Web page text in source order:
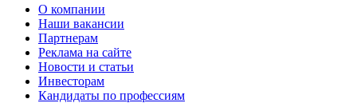
О компании
Наши вакансии
Партнерам
Реклама на сайте
Новости и статьи
Инвесторам
Кандидаты по профессиям